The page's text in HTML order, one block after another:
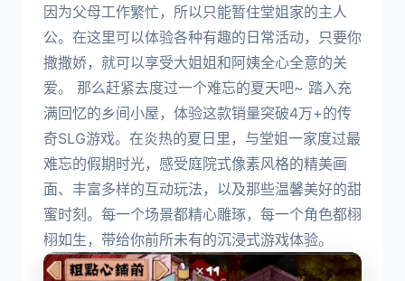
因为父母工作繁忙，所以只能暂住堂姐家的主人
公。在这里可以体验各种有趣的日常活动，只要你
撒撒娇，就可以享受大姐姐和阿姨全心全意的关
爱。 那么赶紧去度过一个难忘的夏天吧~ 踏入充
满回忆的乡间小屋，体验这款销量突破4万+的传
奇SLG游戏。在炎热的夏日里，与堂姐一家度过最
难忘的假期时光，感受庭院式像素风格的精美画
面、丰富多样的互动玩法，以及那些温馨美好的甜
蜜时刻。每一个场景都精心雕琢，每一个角色都栩
栩如生，带给你前所未有的沉浸式游戏体验。